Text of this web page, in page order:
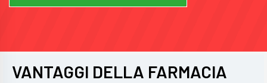
VANTAGGI DELLA FARMACIA